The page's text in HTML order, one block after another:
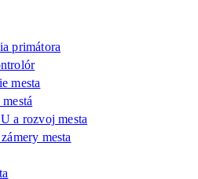
primátora
mesta
a rozvoj mesta
mesta